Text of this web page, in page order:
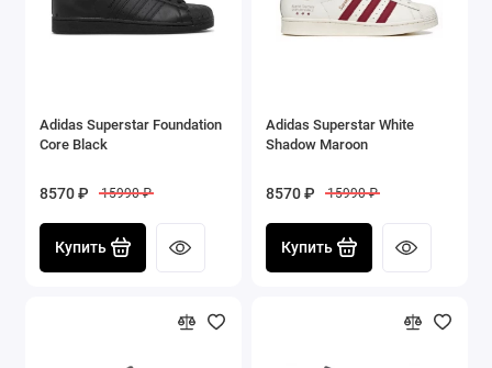
Adidas Superstar Foundation
Core Black
8570 ₽ 15990 ₽
Купить
Adidas Superstar White
Shadow Maroon
8570 ₽ 15990 ₽
Купить